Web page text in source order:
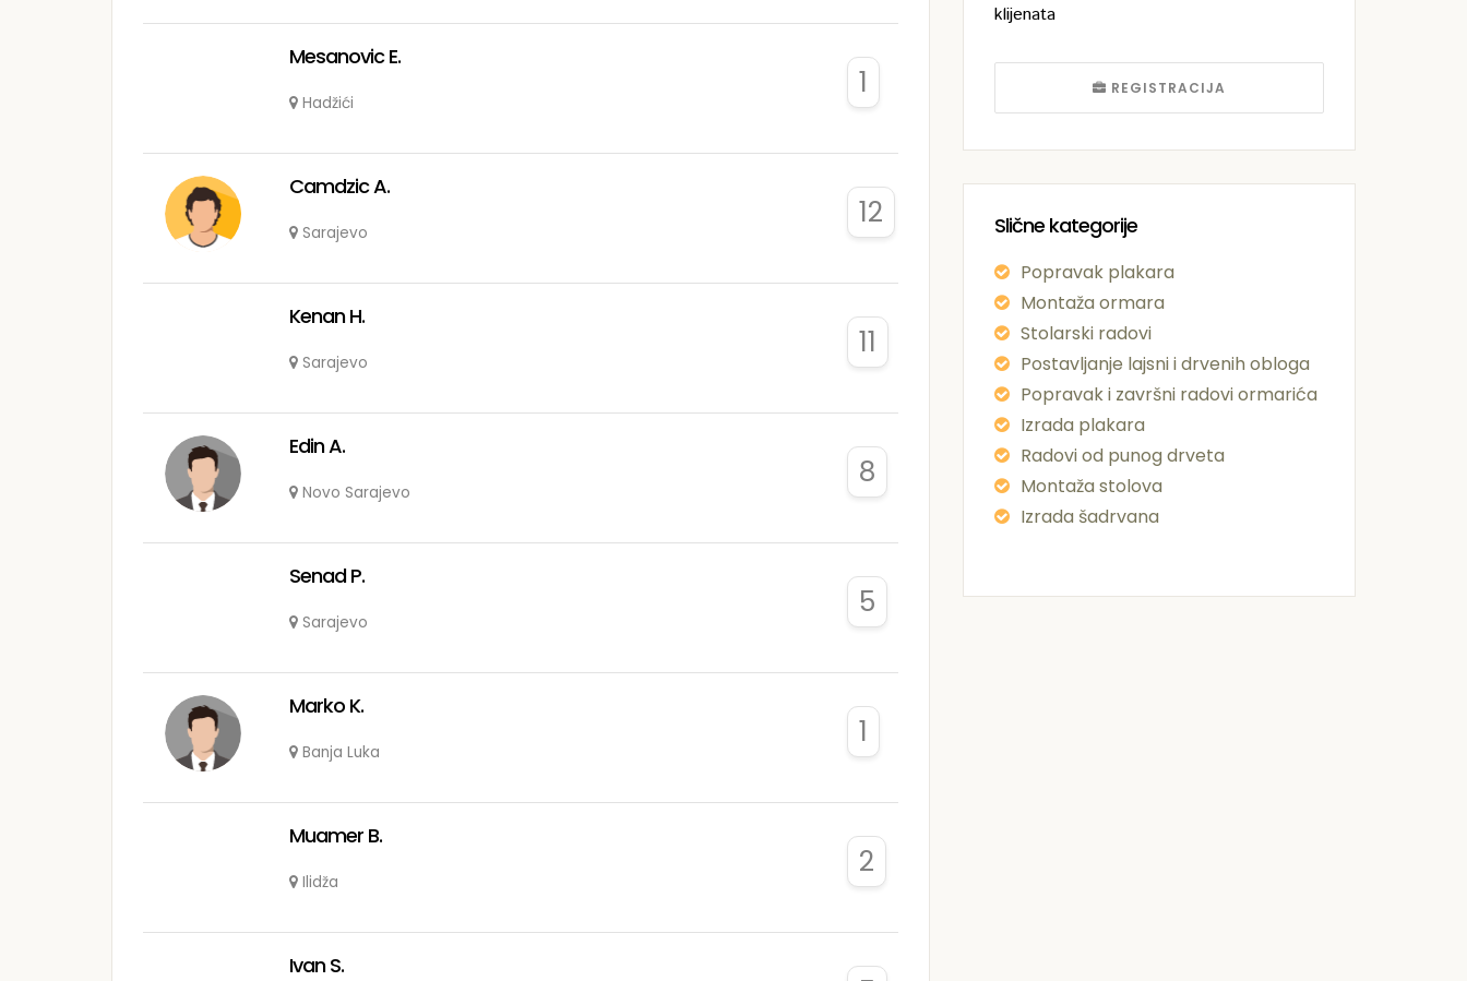
klijenata
REGISTRACIJA
Slične kategorije
Popravak plakara
Montaža ormara
Stolarski radovi
Postavljanje lajsni i drvenih obloga
Popravak i završni radovi ormarića
Izrada plakara
Radovi od punog drveta
Montaža stolova
Izrada šadrvana
Mesanovic E.
Hadžići
1
Camdzic A.
Sarajevo
12
Kenan H.
Sarajevo
11
Edin A.
Novo Sarajevo
8
Senad P.
Sarajevo
5
Marko K.
Banja Luka
1
Muamer B.
Ilidža
2
Ivan S.